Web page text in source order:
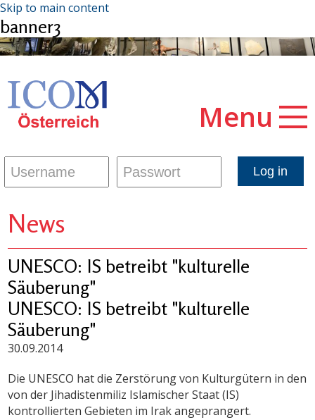
Skip to main content
banner3
Menu
News
UNESCO: IS betreibt "kulturelle
Säuberung"
UNESCO: IS betreibt "kulturelle
Säuberung"
30.09.2014
Die UNESCO hat die Zerstörung von Kulturgütern in den
von der Jihadistenmiliz Islamischer Staat (IS)
kontrollierten Gebieten im Irak angeprangert.